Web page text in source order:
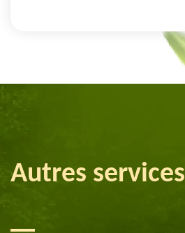
Autres services